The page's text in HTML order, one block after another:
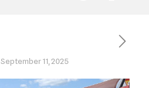
September 11, 2025